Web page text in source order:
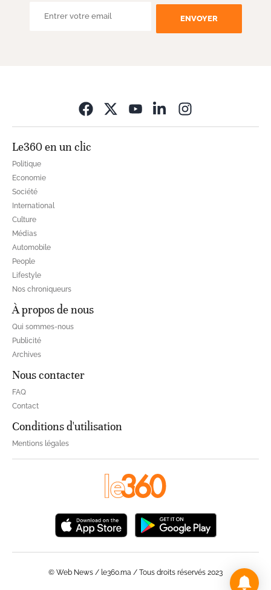
ENVOYER
Le360 en un clic
Politique
Economie
Société
International
Culture
Médias
Automobile
People
Lifestyle
Nos chroniqueurs
À propos de nous
Qui sommes-nous
Publicité
Archives
Nous contacter
FAQ
Contact
Conditions d'utilisation
Mentions légales
© Web News / le360.ma / Tous droits réservés 2023